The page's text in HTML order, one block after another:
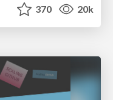
370 20k